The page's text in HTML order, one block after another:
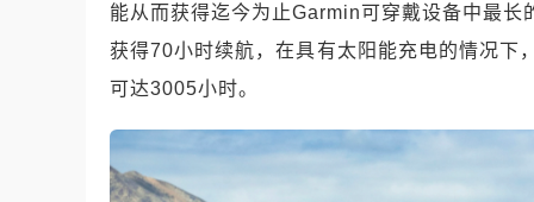
能从而获得迄今为止Garmin可穿戴设备中最
获得70小时续航，在具有太阳能充电的情况
可达3005小时。